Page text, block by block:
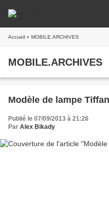
Accueil » MOBILE.ARCHIVES
MOBILE.ARCHIVES
Modèle de lampe
Publié le 07/09/2013 à 21:26
Par Alex Bikady